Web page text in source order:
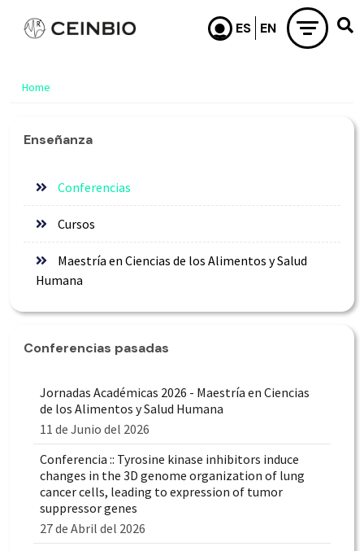
Skip to main content
Home
Enseñanza
Conferencias
Cursos
Maestría en Ciencias de los Alimentos y Salud
Humana
Conferencias pasadas
Jornadas Académicas 2026 - Maestría en Ciencias
de los Alimentos y Salud Humana
11 de Junio del 2026
Conferencia :: Tyrosine kinase inhibitors induce
changes in the 3D genome organization of lung
cancer cells, leading to expression of tumor
suppressor genes
27 de Abril del 2026